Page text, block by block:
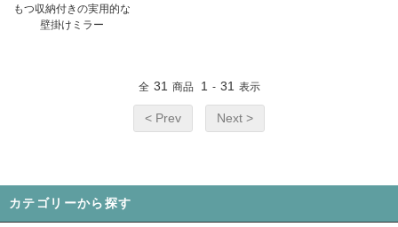
もつ収納付きの実用的な
壁掛けミラー
全 31 商品 1 - 31 表示
< Prev Next >
カテゴリーから探す